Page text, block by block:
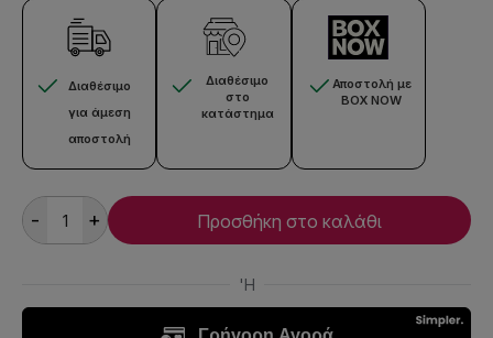
Διαθέσιμο
για άμεση
αποστολή
Διαθέσιμο
στο
κατάστημα
Αποστολή με
BOX NOW
- + Προσθήκη στο καλάθι